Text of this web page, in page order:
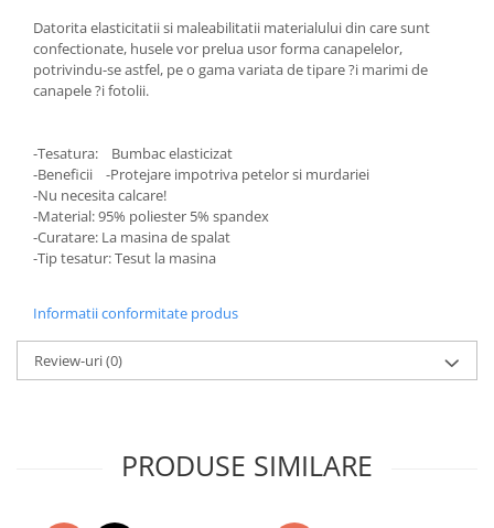
Datorita elasticitatii si maleabilitatii materialului din care sunt
confectionate, husele vor prelua usor forma canapelelor,
potrivindu-se astfel, pe o gama variata de tipare ?i marimi de
canapele ?i fotolii.
-Tesatura: Bumbac elasticizat
-Beneficii -Protejare impotriva petelor si murdariei
-Nu necesita calcare!
-Material: 95% poliester 5% spandex
-Curatare: La masina de spalat
-Tip tesatur: Tesut la masina
Informatii conformitate produs
Review-uri(0)
PRODUSE SIMILARE